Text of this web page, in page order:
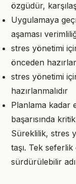
özgüdür,
Uygulamaya
aşaması
stres yönetimi
önceden
stres yönetimi
hazırlanmalıdır
Planlama kadar
başarısında
Süreklilik, stres
taşı. Tek
sürdürülebilir